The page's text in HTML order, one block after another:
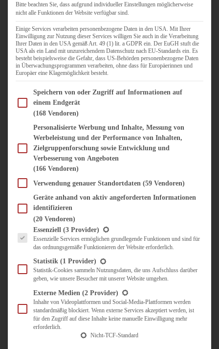
FLEISCH & FISCH
GRILLEN / BARBECUE
HERZHAFTES BACKEN
ONE-POT-GERICHTE
PASTA & NUDELGERICHTE
PIZZA, TARTES & QUICHES
REIS & RISOTTO
SALATE & SNACKS
SUPPENKASPEREIEN
VORSPEISEN
SÜSS & HERZHAFT
BROTAUFSTRICH
DIPS, SAUCEN, CHUTNEYS
KÜCHENGESCHENKE
UNTERWEGS
KULINARISCH UNTERWEGS
ÜBER MICH
ZUSAMMENARBEIT
Bitte beachten Sie, dass aufgrund individueller Einstellungen möglicherweise
nicht alle Funktionen der Website verfügbar sind.
Einige Services verarbeiten personenbezogene Daten in den USA. Mit Ihrer
Einwilligung zur Nutzung dieser Services willigen Sie auch in die Verarbeitung
Ihrer Daten in den USA gemäß Art. 49 (1) lit. a GDPR ein. Der EuGH stuft die
USA als ein Land mit unzureichendem Datenschutz nach EU-Standards ein. Es
besteht beispielsweise die Gefahr, dass US-Behörden personenbezogene Daten
in Überwachungsprogrammen verarbeiten, ohne dass für Europäerinnen und
Europäer eine Klagemöglichkeit besteht.
Im Folgenden finden Sie eine Liste der Zwecke des IAB Transparency and Consent
Speichern von oder Zugriff auf Informationen auf
einem Endgerät
(168 Vendoren)
Personalisierte Werbung und Inhalte, Messung von
Werbeleistung und der Performance von Inhalten,
Zielgruppenforschung sowie Entwicklung und
Verbesserung von Angeboten
(166 Vendoren)
Verwendung genauer Standortdaten (59 Vendoren)
Geräte anhand von aktiv angeforderten Informationen
identifizieren
(20 Vendoren)
Es folgt eine Liste der Service-Gruppen, für die eine Einwilligung erteilt werden
Essenziell (3 Provider)
Essenzielle Services ermöglichen grundlegende Funktionen und sind für
das ordnungsgemäße Funktionieren der Website erforderlich.
Statistik (1 Provider)
Statistik-Cookies sammeln Nutzungsdaten, die uns Aufschluss darüber
geben, wie unsere Besucher mit unserer Website umgehen.
Externe Medien (2 Provider)
Inhalte von Videoplattformen und Social-Media-Plattformen werden
standardmäßig blockiert. Wenn externe Services akzeptiert werden, ist
für den Zugriff auf diese Inhalte keine manuelle Einwilligung mehr
erforderlich.
Nicht-TCF-Standard